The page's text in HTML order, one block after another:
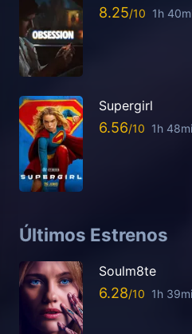
8.25 1h
Supergirl
6.56 1h
Últimos Estrenos
Soulm8te
6.28 1h